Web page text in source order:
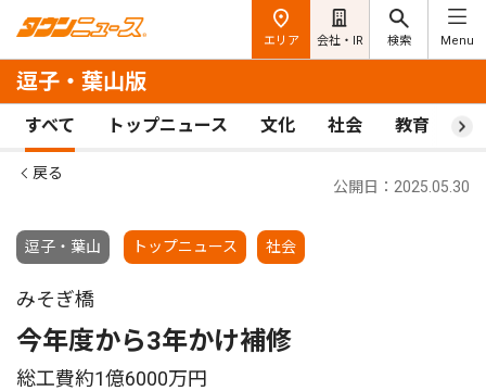
エリア 会社・IR 検索 Menu
逗子・葉山版
すべて トップニュース 文化 社会 教育 ス
戻る
逗子・葉山 トップニュース 社会
公開日：2025.05.30
みそぎ橋
今年度から3年かけ補修
総工費約1億6000万円